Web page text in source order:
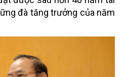
đà tăng trưởng của năm